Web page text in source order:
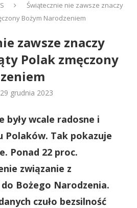
Świątecznie nie zawsze znaczy
Bożym Narodzeniem
zawsze znaczy
Polak zmęczony
29 grudnia 2023
były wcale radosne i
Polaków. Tak pokazuje
Ponad 22 proc.
związanie z
Bożego Narodzenia.
czuło bezsilność